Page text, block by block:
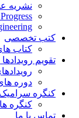
نشریه
کتب تخصصی
کتاب
تقویم
دوره
کنگره سرامیک
کنگره
تماس با ما